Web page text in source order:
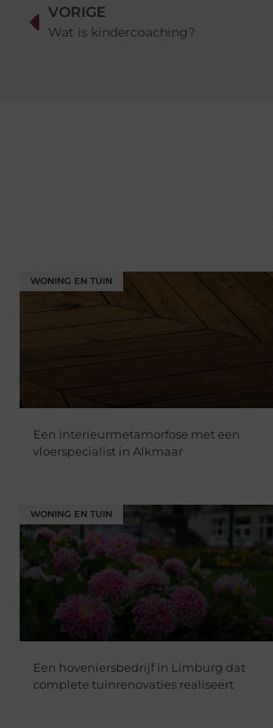
VORIGE
Wat is kindercoaching?
WONING EN TUIN
Een interieurmetamorfose met een
vloerspecialist in Alkmaar
WONING EN TUIN
Een hoveniersbedrijf in Limburg dat
complete tuinrenovaties realiseert